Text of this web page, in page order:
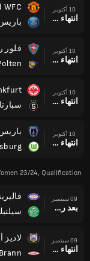
10 أكتوبر
انتهاء وقت المباراة
WFC
10 أكتوبر
انتهاء وقت المباراة
فلور
10 أكتوبر
انتهاء وقت المباراة
10 أكتوبر
انتهاء وقت المباراة
23/24, Qualification
09 سبتمبر
بعد ركلات الترجيح
09 سبتمبر
انتهاء وقت المباراة